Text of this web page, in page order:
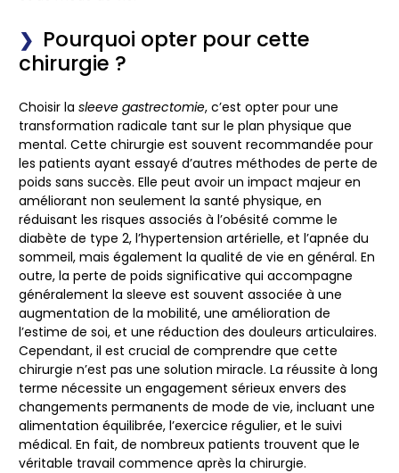
Pourquoi opter pour cette
chirurgie ?
Choisir la sleeve gastrectomie, c’est opter pour une
transformation radicale tant sur le plan physique que
mental. Cette chirurgie est souvent recommandée pour
les patients ayant essayé d’autres méthodes de perte de
poids sans succès. Elle peut avoir un impact majeur en
améliorant non seulement la santé physique, en
réduisant les risques associés à l’obésité comme le
diabète de type 2, l’hypertension artérielle, et l’apnée du
sommeil, mais également la qualité de vie en général. En
outre, la perte de poids significative qui accompagne
généralement la sleeve est souvent associée à une
augmentation de la mobilité, une amélioration de
l’estime de soi, et une réduction des douleurs articulaires.
Cependant, il est crucial de comprendre que cette
chirurgie n’est pas une solution miracle. La réussite à long
terme nécessite un engagement sérieux envers des
changements permanents de mode de vie, incluant une
alimentation équilibrée, l’exercice régulier, et le suivi
médical. En fait, de nombreux patients trouvent que le
véritable travail commence après la chirurgie.